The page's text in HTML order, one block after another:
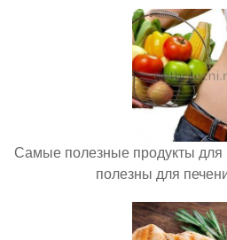
Самые полезные продукты для
полезны для